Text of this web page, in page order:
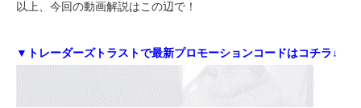
以上、今回の動画解説はこの辺で！
▼トレーダーズトラストで最新プロモーションコードはコチラ↓